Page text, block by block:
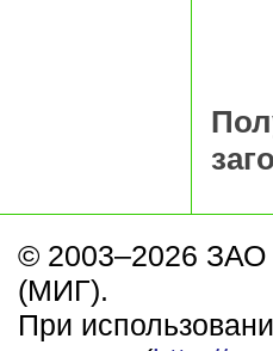
© 2003–2026 ЗАО
(МИГ).
При